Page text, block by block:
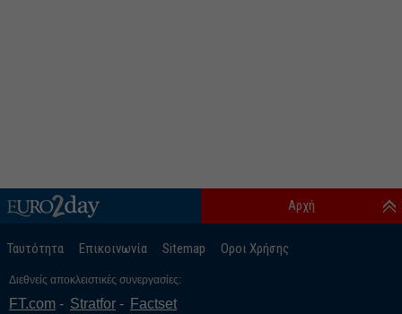
Ταυτότητα Επικοινωνία Sitemap Οροι Χρήσης
Αρχή
Διεθνείς αποκλειστικές συνεργασίες:
FT.com Stratfor Factset